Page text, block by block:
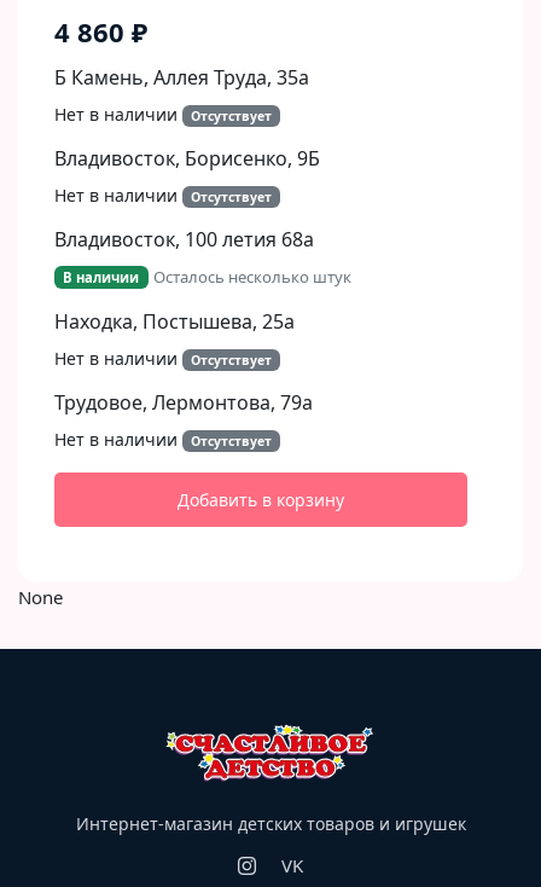
4 860 ₽
Б Камень, Аллея Труда, 35а
Нет в наличии Отсутствует
Владивосток, Борисенко, 9Б​
Нет в наличии Отсутствует
Владивосток, 100 летия 68а
В наличии Осталось несколько штук
Находка, Постышева, 25а
Нет в наличии Отсутствует
Трудовое, Лермонтова, 79а
Нет в наличии Отсутствует
Добавить в корзину
None
Интернет-магазин детских товаров и игрушек
VK